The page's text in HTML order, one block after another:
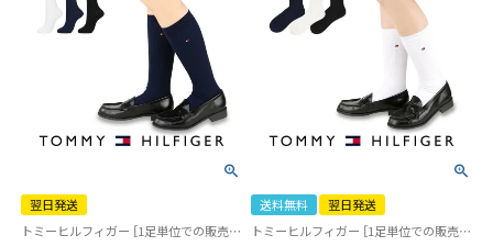
翌日発送
トミーヒルフィガー ［1足単位での販売です］学校 制服 靴下
送料無料
翌日発送
トミーヒルフィガー ［1足単位での販売です］ 学校 制服 靴下